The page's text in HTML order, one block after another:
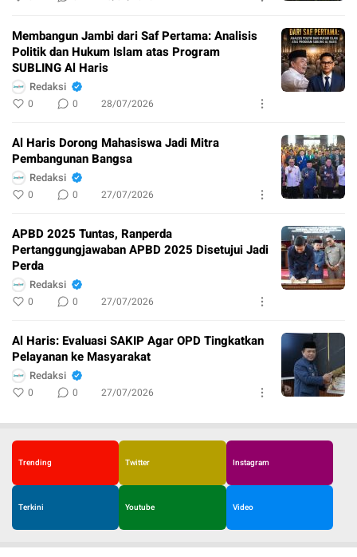
Membangun Jambi dari Saf Pertama: Analisis
Politik dan Hukum Islam atas Program
SUBLING Al Haris
Redaksi
0 0 28/07/2026
Al Haris Dorong Mahasiswa Jadi Mitra
Pembangunan Bangsa
Redaksi
0 0 27/07/2026
APBD 2025 Tuntas, Ranperda
Pertanggungjawaban APBD 2025 Disetujui Jadi
Perda
Redaksi
0 0 27/07/2026
Al Haris: Evaluasi SAKIP Agar OPD Tingkatkan
Pelayanan ke Masyarakat
Redaksi
0 0 27/07/2026
Trending Twitter Instagram
Terkini Youtube Video